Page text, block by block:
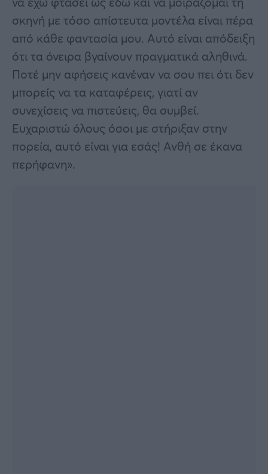
σκηνή με τόσο απίστευτα μοντέλα είναι πέρα
από κάθε φαντασία μου. Αυτό είναι απόδειξη
ότι τα όνειρα βγαίνουν πραγματικά αληθινά.
Ποτέ μην αφήσεις κανέναν να σου πει ότι δεν
μπορείς να τα καταφέρεις, γιατί αν
συνεχίσεις να πιστεύεις, θα συμβεί.
Ευχαριστώ όλους όσοι με στήριξαν στην
πορεία, αυτό είναι για εσάς! Ανθή σε έκανα
περήφανη».